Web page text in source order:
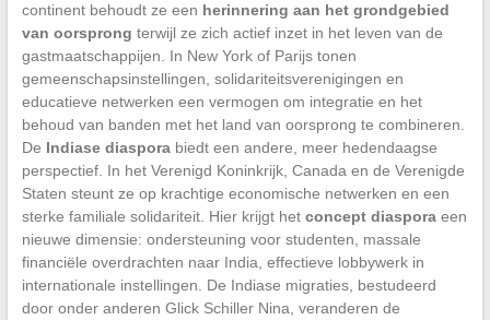
continent behoudt ze een herinnering aan het grondgebied
van oorsprong terwijl ze zich actief inzet in het leven van de
gastmaatschappijen. In New York of Parijs tonen
gemeenschapsinstellingen, solidariteitsverenigingen en
educatieve netwerken een vermogen om integratie en het
behoud van banden met het land van oorsprong te combineren.
De Indiase diasporabiedt een andere, meer hedendaagse
perspectief. In het Verenigd Koninkrijk, Canada en de Verenigde
Staten steunt ze op krachtige economische netwerken en een
sterke familiale solidariteit. Hier krijgt het concept diasporaeen
nieuwe dimensie: ondersteuning voor studenten, massale
financiële overdrachten naar India, effectieve lobbywerk in
internationale instellingen. De Indiase migraties, bestudeerd
door onder anderen Glick Schiller Nina, veranderen de